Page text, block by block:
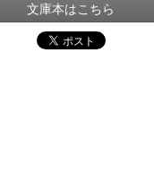
文庫本はこちら